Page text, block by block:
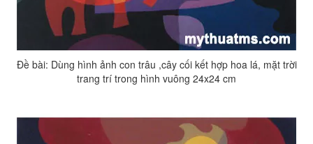
Đề bài: Dùng hình ảnh con trâu ,cây cối kết hợp hoa lá, mặt trời
trang trí trong hình vuông 24x24 cm